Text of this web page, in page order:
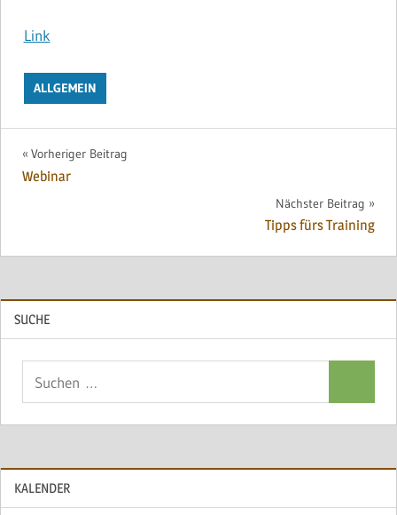
Link
ALLGEMEIN
Beitragsnavigation
Vorheriger Beitrag
Webinar
Nächster Beitrag
Tipps fürs Training
SUCHE
KALENDER